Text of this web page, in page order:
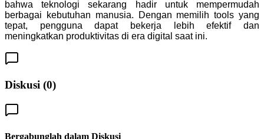
bahwa teknologi sekarang hadir untuk mempermudah
berbagai kebutuhan manusia. Dengan memilih tools yang
tepat, pengguna dapat bekerja lebih efektif dan
meningkatkan produktivitas di era digital saat ini.
Diskusi (0)
Bergabunglah dalam Diskusi